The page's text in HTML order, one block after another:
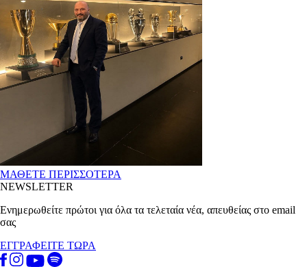
ΜΑΘΕΤΕ ΠΕΡΙΣΣΟΤΕΡΑ
NEWSLETTER
Ενημερωθείτε πρώτοι για όλα τα τελεταία νέα, απευθείας στο email
σας
ΕΓΓΡΑΦΕΙΤΕ ΤΩΡΑ